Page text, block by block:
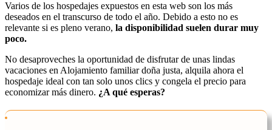
Varios de los hospedajes expuestos en esta web son los más
deseados en el transcurso de todo el año. Debido a esto no es
relevante si es pleno verano, la disponibilidad suelen durar muy
poco.
No desaproveches la oportunidad de disfrutar de unas lindas
vacaciones en Alojamiento familiar doña justa, alquila ahora el
hospedaje ideal con tan solo unos clics y congela el precio para
economizar más dinero. ¿A qué esperas?